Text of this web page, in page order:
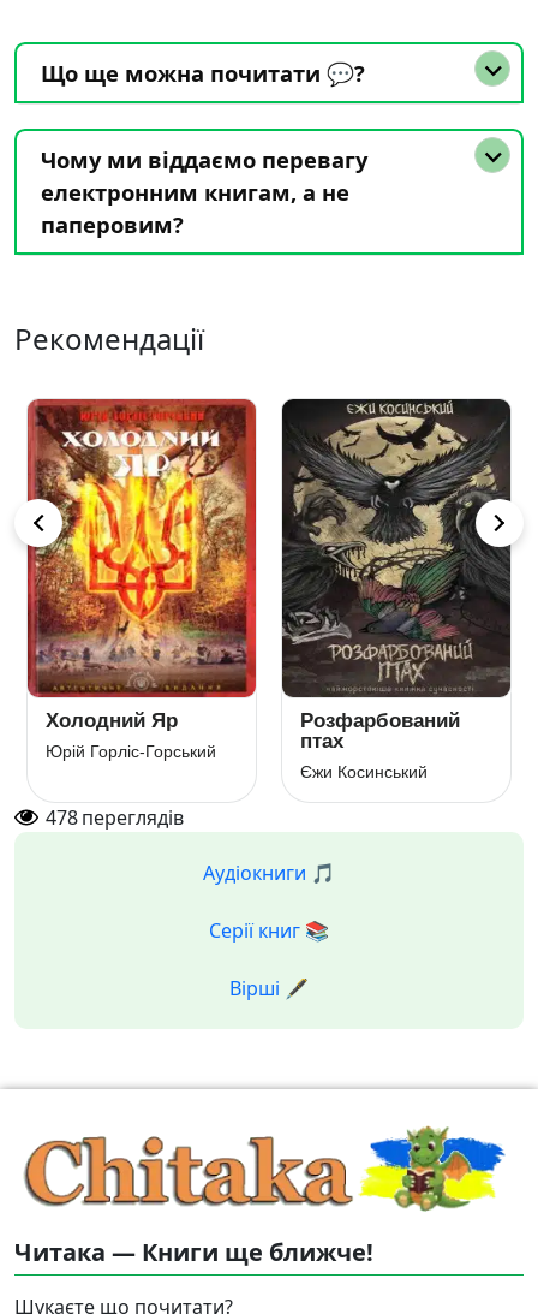
Що ще можна почитати 💬?
Чому ми віддаємо перевагу
електронним книгам, а не
паперовим?
Рекомендації
Холодний Яр
Юрій Горліс-Горський
Розфарбований
птах
Єжи Косинський
478переглядів
Аудіокниги 🎵
Серії книг 📚
Вірші 🖋️
Читака — Книги ще ближче!
Шукаєте що почитати?